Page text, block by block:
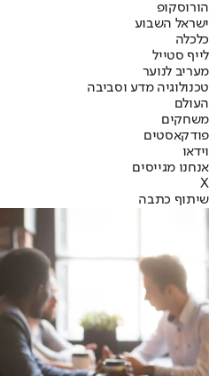
הורוסקופ
ישראל השבוע
כלכלה
לייף סטייל
מעריב לנוער
טכנולוגיה מדע וסביבה
העולם
משחקים
פודקאסטים
וידאו
אנחנו מגייסים
X
שיתוף כתבה